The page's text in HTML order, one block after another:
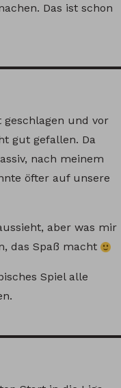
Das ist schon
geschlagen und vor
gut gefallen. Da
nach meinem
öfter auf unsere
aber was mir
das Spaß macht
Spiel alle